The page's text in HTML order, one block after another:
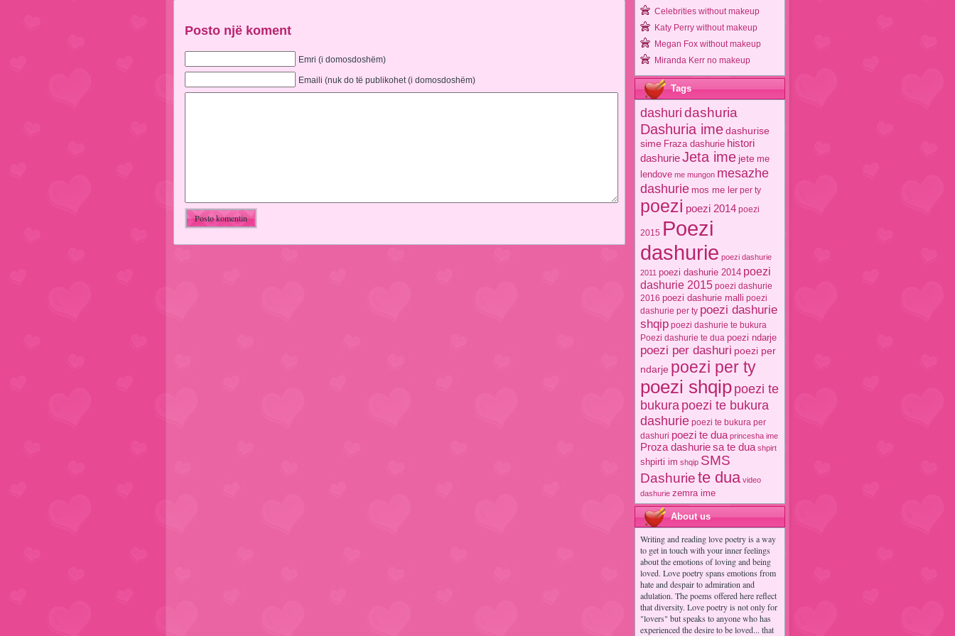
Posto një koment
Emri (i domosdoshëm)
Emaili (nuk do të publikohet (i domosdoshëm)
Celebrities without makeup
Katy Perry without makeup
Megan Fox without makeup
Miranda Kerr no makeup
Tags
dashuridashuria
Dashuria imedashurise
sime Fraza dashurie histori
dashurieJeta ime jete me
lendove me mungon mesazhe
dashurie mos me ler per ty
poezi poezi 2014 poezi
2015 Poezi
dashurie poezi dashurie
2011 poezi dashurie 2014 poezi
dashurie 2015 poezi dashurie
2016 poezi dashurie malli poezi
dashurie per ty poezi dashurie
shqip poezi dashurie te bukura
Poezi dashurie te dua poezi ndarje
poezi per dashuri poezi per
ndarje poezi per ty
poezi shqip poezi te
bukura poezi te bukura
dashurie poezi te bukura per
dashuri poezi te dua princesha ime
Proza dashuriesa te dua shpirt
shpirti im shqip SMS
Dashuriete dua video
dashurie zemra ime
About us
Writing and reading love poetry is a way
to get in touch with your inner feelings
about the emotions of loving and being
loved. Love poetry spans emotions from
hate and despair to admiration and
adulation. The poems offered here reflect
that diversity. Love poetry is not only for
"lovers" but speaks to anyone who has
experienced the desire to be loved... that